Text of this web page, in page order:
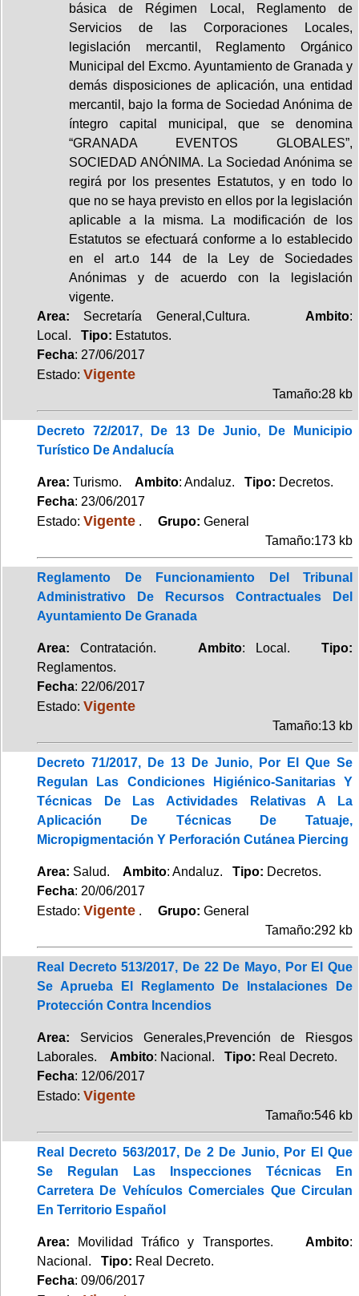
básica de Régimen Local, Reglamento de
Servicios de las Corporaciones Locales,
legislación mercantil, Reglamento Orgánico
Municipal del Excmo. Ayuntamiento de Granada y
demás disposiciones de aplicación, una entidad
mercantil, bajo la forma de Sociedad Anónima de
íntegro capital municipal, que se denomina
“GRANADA EVENTOS GLOBALES”,
SOCIEDAD ANÓNIMA. La Sociedad Anónima se
regirá por los presentes Estatutos, y en todo lo
que no se haya previsto en ellos por la legislación
aplicable a la misma. La modificación de los
Estatutos se efectuará conforme a lo establecido
en el art.o 144 de la Ley de Sociedades
Anónimas y de acuerdo con la legislación
vigente.
Area: Secretaría General,Cultura. Ambito:
Local. Tipo: Estatutos.
Fecha: 27/06/2017
Estado: Vigente
Tamaño:28 kb
Decreto 72/2017, De 13 De Junio, De Municipio
Turístico De Andalucía
Area: Turismo. Ambito: Andaluz. Tipo: Decretos.
Fecha: 23/06/2017
Estado: Vigente . Grupo: General
Tamaño:173 kb
Reglamento De Funcionamiento Del Tribunal
Administrativo De Recursos Contractuales Del
Ayuntamiento De Granada
Area: Contratación. Ambito: Local. Tipo:
Reglamentos.
Fecha: 22/06/2017
Estado: Vigente
Tamaño:13 kb
Decreto 71/2017, De 13 De Junio, Por El Que Se
Regulan Las Condiciones Higiénico-Sanitarias Y
Técnicas De Las Actividades Relativas A La
Aplicación De Técnicas De Tatuaje,
Micropigmentación Y Perforación Cutánea Piercing
Area: Salud. Ambito: Andaluz. Tipo: Decretos.
Fecha: 20/06/2017
Estado: Vigente . Grupo: General
Tamaño:292 kb
Real Decreto 513/2017, De 22 De Mayo, Por El Que
Se Aprueba El Reglamento De Instalaciones De
Protección Contra Incendios
Area: Servicios Generales,Prevención de Riesgos
Laborales. Ambito: Nacional. Tipo: Real Decreto.
Fecha: 12/06/2017
Estado: Vigente
Tamaño:546 kb
Real Decreto 563/2017, De 2 De Junio, Por El Que
Se Regulan Las Inspecciones Técnicas En
Carretera De Vehículos Comerciales Que Circulan
En Territorio Español
Area: Movilidad Tráfico y Transportes. Ambito:
Nacional. Tipo: Real Decreto.
Fecha: 09/06/2017